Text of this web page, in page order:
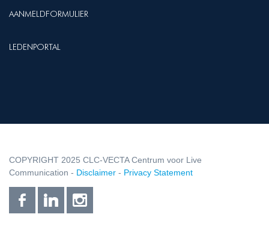
AANMELDFORMULIER
LEDENPORTAL
COPYRIGHT 2025 CLC-VECTA Centrum voor Live
Communication - Disclaimer - Privacy Statement